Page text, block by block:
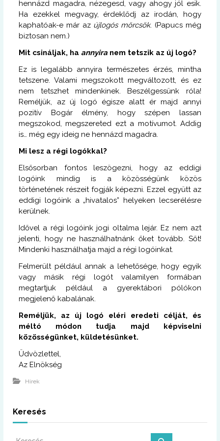
hennázd magadra, nézegesd, vagy ahogy jól esik.
Ha ezekkel megvagy, érdeklődj az irodán, hogy
kaphatóak-e már az újlogós mörcsök. (Papucs még
biztosan nem.)
Mit csináljak, ha annyira nem tetszik az új logó?
Ez is legalább annyira természetes érzés, mintha
tetszene. Valami megszokott megváltozott, és ez
nem tetszhet mindenkinek. Beszélgessünk róla!
Reméljük, az új logó égisze alatt ér majd annyi
pozitív Bogár élmény, hogy szépen lassan
megszokod, megszereted ezt a motívumot. Addig
is… még egy ideig ne hennázd magadra.
Mi lesz a régi logókkal?
Elsősorban fontos leszögezni, hogy az eddigi
logóink mindig is a közösségünk közös
történetének részeit fogják képezni. Ezzel együtt az
eddigi logóink a „hivatalos” helyeken lecserélésre
kerülnek.
Idővel a régi logóink jogi oltalma lejár. Ez nem azt
jelenti, hogy ne használhatnánk őket tovább. Sőt!
Mindenki használhatja majd a régi logóinkat.
Felmerült például annak a lehetősége, hogy egyik
vagy másik régi logót valamilyen formában
megtartjuk például a gyerektábori pólókon
megjelenő kabalának.
Reméljük, az új logó eléri eredeti célját, és
méltó módon tudja majd képviselni
közösségünket, küldetésünket.
Üdvözlettel,
Az Elnökség
Hírek
Keresés
K